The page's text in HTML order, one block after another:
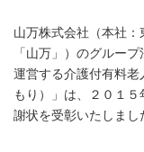
山万株式会社（本社
「山万」）のグルー
運営する介護付有料
もり）」は、２０１
謝状を受彰いたしまし